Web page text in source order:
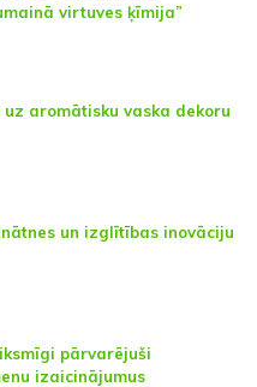
virtuves ķīmija”
aromātisku vaska dekoru
un izglītības inovāciju
pārvarējuši
izaicinājumus